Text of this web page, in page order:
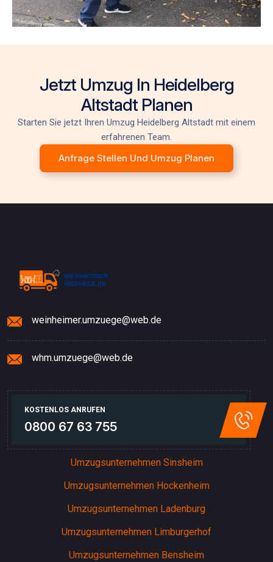
Jetzt Umzug In Heidelberg
Altstadt Planen
Starten Sie jetzt Ihren Umzug Heidelberg Altstadt mit einem
erfahrenen Team.
Anfrage Stellen Und Umzug Planen
weinheimer.umzuege@web.de
whm.umzuege@web.de
KOSTENLOS ANRUFEN
0800 67 63 755
Umzugsunternehmen Sinsheim
Umzugsunternehmen Hockenheim
Umzugsunternehmen Ladenburg
Umzugsunternehmen Limburgerhof
Umzugsunternehmen Bensheim